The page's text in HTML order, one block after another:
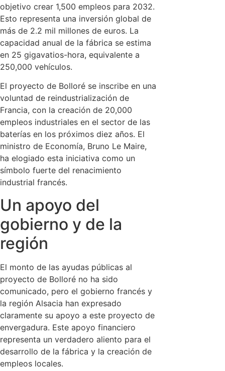
objetivo crear 1,500 empleos para 2032.
Esto representa una inversión global de
más de 2.2 mil millones de euros. La
capacidad anual de la fábrica se estima
en 25 gigavatios-hora, equivalente a
250,000 vehículos.
El proyecto de Bolloré se inscribe en una
voluntad de reindustrialización de
Francia, con la creación de 20,000
empleos industriales en el sector de las
baterías en los próximos diez años. El
ministro de Economía, Bruno Le Maire,
ha elogiado esta iniciativa como un
símbolo fuerte del renacimiento
industrial francés.
Un apoyo del
gobierno y de la
región
El monto de las ayudas públicas al
proyecto de Bolloré no ha sido
comunicado, pero el gobierno francés y
la región Alsacia han expresado
claramente su apoyo a este proyecto de
envergadura. Este apoyo financiero
representa un verdadero aliento para el
desarrollo de la fábrica y la creación de
empleos locales.